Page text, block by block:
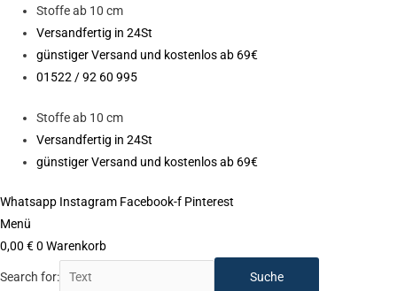
Zum
Inhalt
springen
Stoffe ab 10 cm
Versandfertig in 24St
günstiger Versand und kostenlos ab 69€
01522 / 92 60 995
Stoffe ab 10 cm
Versandfertig in 24St
günstiger Versand und kostenlos ab 69€
Whatsapp Instagram Facebook-f Pinterest
Menü
0,00 €0 Warenkorb
Search for: